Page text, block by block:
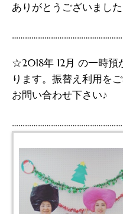
ありがとうございました
☆2018年 12月 の一時預
ります。振替え利用を
お問い合わせ下さい♪